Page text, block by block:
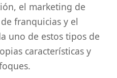
el marketing de
franquicias y el
uno de estos tipos de
características y